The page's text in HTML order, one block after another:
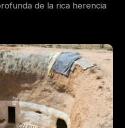
de la rica herencia